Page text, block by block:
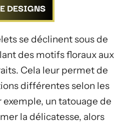
DESIGNS
se déclinent sous de
des motifs floraux aux
Cela leur permet de
différentes selon les
exemple, un tatouage de
la délicatesse, alors